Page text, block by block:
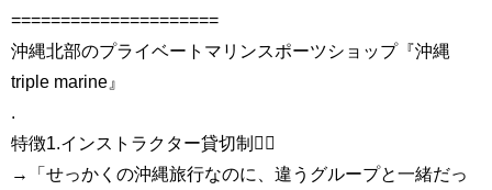
=====================
沖縄北部のプライベートマリンスポーツショップ『沖縄
triple marine』
.
特徴1.インストラクター貸切制🏄‍♀️
→「せっかくの沖縄旅行なのに、違うグループと一緒だっ